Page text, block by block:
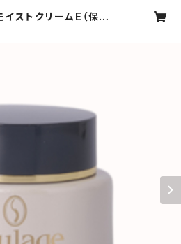
ストクリームE（保湿